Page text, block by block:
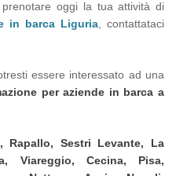
oggi la tua attività di
in barca Liguria , contattataci
essere interessato ad una
per aziende in barca a
Rapallo, Sestri Levante, La
Viareggio, Cecina, Pisa,